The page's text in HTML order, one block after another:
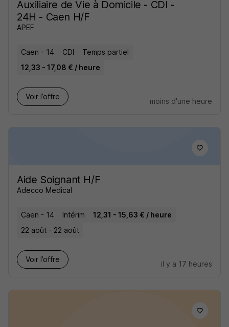
Auxiliaire de Vie à Domicile - CDI -
24H - Caen H/F
APEF
Caen - 14 CDI
Temps partiel
12,33 - 17,08 € / heure
Voir l’offre
moins d'une heure
Aide Soignant H/F
Adecco Medical
Caen - 14 Intérim
12,31 - 15,63 € / heure
22 août - 22 août
Voir l’offre
il y a 17 heures